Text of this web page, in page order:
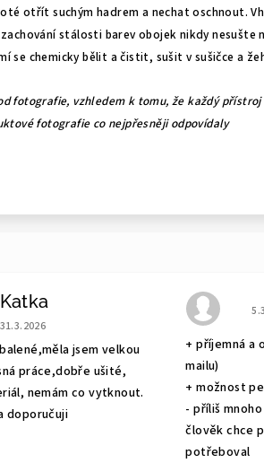
otřít suchým hadrem a nechat oschnout.
stálosti barev obojek nikdy nesušte
se chemicky bělit a čistit, sušit v sušičce a
fotografie, vzhledem k tomu, že každý přístroj
fotografie co nejpřesněji odpovídaly
Katka
Hodnocení obchodu je 5 z 5 hvězdiček.
31.3.2026
jsem velkou
práce,dobře ušité,
nemám co vytknout.
doporučuji
+ příjemná a
mailu)
+ možnost
- příliš
člověk chce
potřeboval